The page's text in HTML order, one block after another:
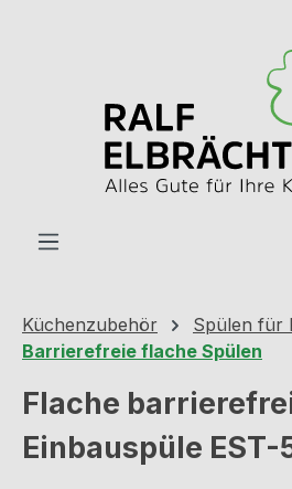
Küchenzubehör
Spülen für
Barrierefreie flache Spülen
Flache
Einbauspüle EST-